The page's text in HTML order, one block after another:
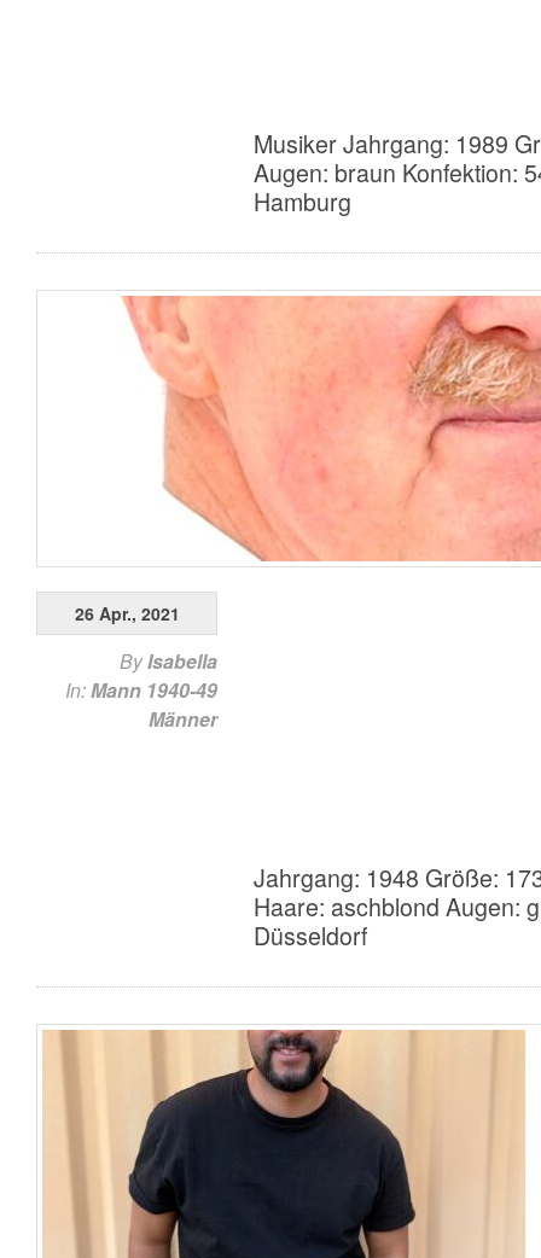
Musiker Jahrgang: 1989
Augen: braun Konfektion:
Hamburg
Jahrgang: 1948 Größe:
Haare: aschblond Augen:
Düsseldorf
26 Apr., 2021
ByIsabella
In:Mann 1940-49
Männer